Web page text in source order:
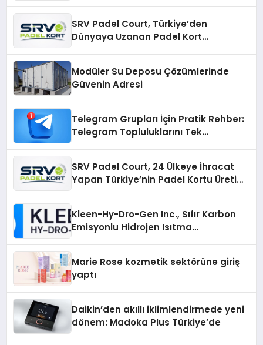
SRV Padel Court, Türkiye’den
Dünyaya Uzanan Padel Kort
Modüler Su Deposu Çözümlerinde
Güvenin Adresi
Telegram Grupları İçin Pratik Rehber:
Telegram Topluluklarını Tek
SRV Padel Court, 24 Ülkeye İhracat
Yapan Türkiye’nin Padel Kortu Üretim
Kleen-Hy-Dro-Gen Inc., Sıfır Karbon
Emisyonlu Hidrojen Isıtma
Marie Rose kozmetik sektörüne giriş
yaptı
Daikin’den akıllı iklimlendirmede yeni
dönem: Madoka Plus Türkiye’de